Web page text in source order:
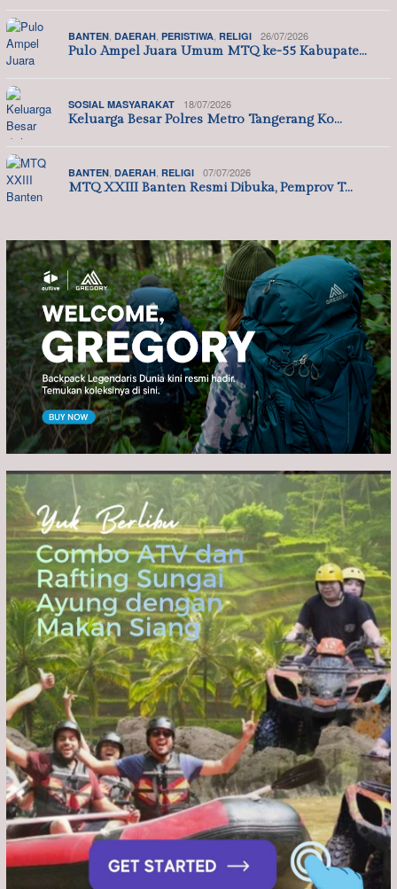
BANTEN DAERAH PERISTIWA RELIGI 26/07/2026
Pulo Ampel Juara Umum MTQ ke-55 Kabupate…
SOSIAL MASYARAKAT 18/07/2026
Keluarga Besar Polres Metro Tangerang Ko…
BANTEN DAERAH RELIGI 07/07/2026
MTQ XXIII Banten Resmi Dibuka, Pemprov T…